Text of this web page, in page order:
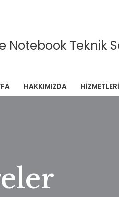
Notebook Teknik
HAKKIMIZDA